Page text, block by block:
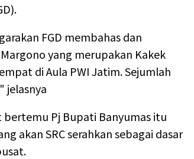
FGD membahas dan
yang merupakan Kakek
di Aula PWI Jatim. Sejumlah
jelasnya
Pj Bupati Banyumas itu
akan SRC serahkan sebagai dasar